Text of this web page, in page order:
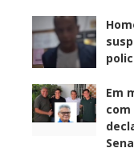
Em
com